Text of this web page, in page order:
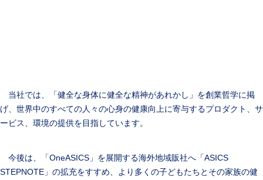
当社では、「健全な身体に健全な精神があれかし」を創業哲学に掲
げ、世界中のすべての人々の心身の健康向上に寄与するプロダクト、サ
ービス、環境の提供を目指しています。
今後は、「OneASICS」を展開する海外地域販社へ「ASICS
STEPNOTE」の拡充をすすめ、より多くの子どもたちとその家族の健